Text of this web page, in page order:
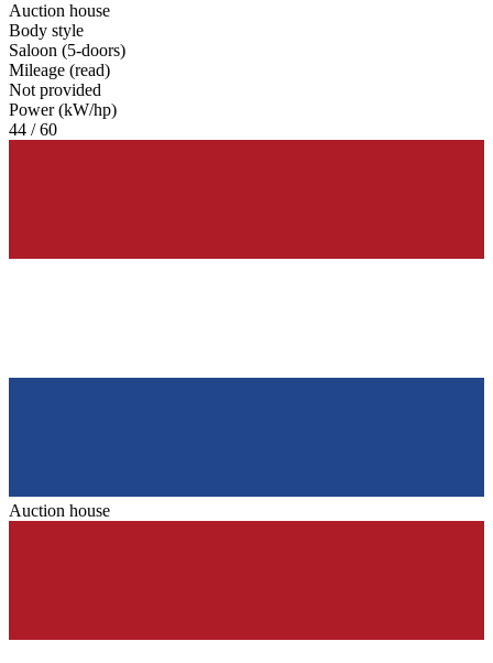
Auction house
Body style
Saloon (5-doors)
Mileage (read)
Not provided
Power (kW/hp)
44 / 60
Auction house